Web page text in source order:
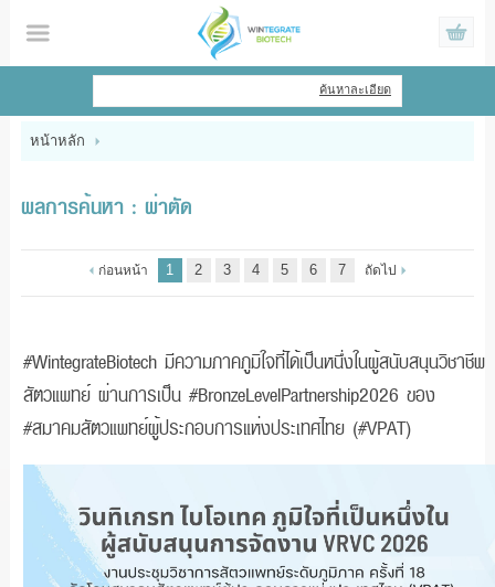
ไทย | English
หน้าหลัก
แจ้งชำระเงิน
ค้นหาละเอียด
หน้าหลัก
ผลการค้นหา : ผ่าตัด
ก่อนหน้า 1 2 3 4 5 6 7 ถัดไป
#WintegrateBiotech มีความภาคภูมิใจที่ได้เป็นหนึ่งในผู้สนับสนุนวิชาชีพ
สัตวแพทย์ ผ่านการเป็น #BronzeLevelPartnership2026 ของ
#สมาคมสัตวแพทย์ผู้ประกอบการแห่งประเทศไทย (#VPAT)